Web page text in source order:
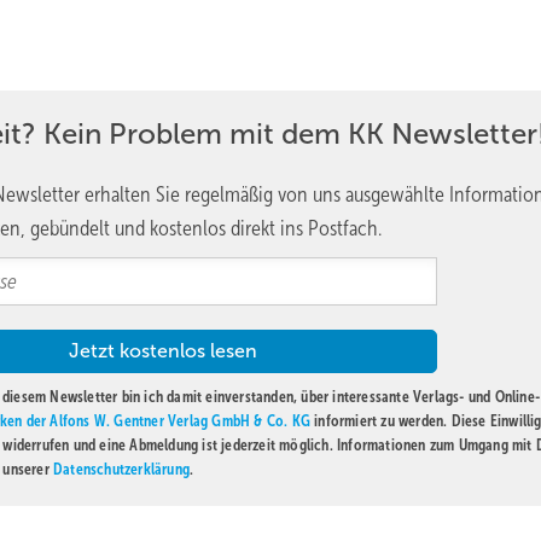
bewirkt eine gleichmäßige Ausleuchtung der Räume und trägt
Mahlzeiten für die Kinder zubereitet werden, wird durch sieben
als Hygienesegel mit Winkeln für eine optimale Hygiene in der
liegt bei durchschnittlich 1,8 kW.
Kein Problem mit dem KK
erhalten Sie regelmäßig von uns ausgewählte
gebündelt und kostenlos direkt ins Postfach.
diesem Newsletter bin ich damit einverstanden, über interessante Verlags- und Online-
der Alfons W. Gentner Verlag GmbH & Co. KG informiert zu werden. Diese
und eine Abmeldung ist jederzeit möglich. Informationen zum Umgang mit
Datenschutzerklärung.